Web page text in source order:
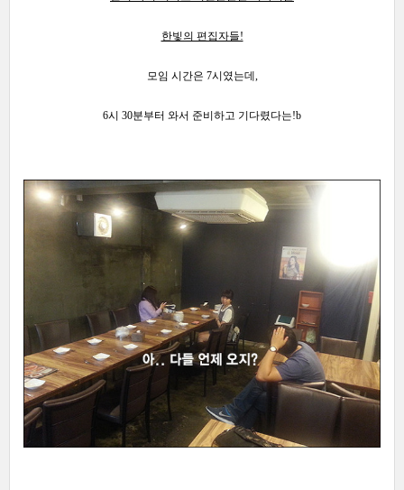
한빛의 편집자들!
모임 시간은 7시였는데,
6시 30분부터 와서 준비하고 기다렸다는!b